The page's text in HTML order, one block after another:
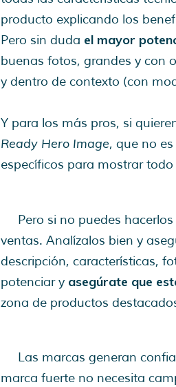
producto explicando los
Pero sin duda el mayor
buenas fotos, grandes y con
y dentro de contexto (con
Y para los más pros, si
Ready Hero Image, que no
específicos para mostrar
Pero si no puedes hacerlos
ventas. Analízalos bien y
descripción, características,
potenciar y asegúrate que
zona de productos
Las marcas generan
marca fuerte no necesita